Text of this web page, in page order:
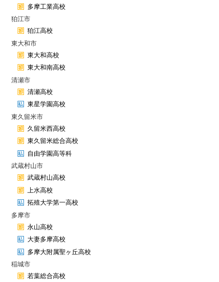
多摩工業高校
狛江市
狛江高校
東大和市
東大和高校
東大和南高校
清瀬市
清瀬高校
東星学園高校
東久留米市
久留米西高校
東久留米総合高校
自由学園高等科
武蔵村山市
武蔵村山高校
上水高校
拓殖大学第一高校
多摩市
永山高校
大妻多摩高校
多摩大附属聖ヶ丘高校
稲城市
若葉総合高校